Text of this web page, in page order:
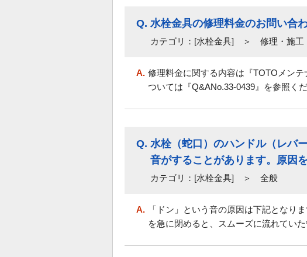
Q. 水栓金具の修理料金のお問い合
カテゴリ：[水栓金具] ＞ 修理・施工
A. 修理料金に関する内容は『TOTOメン
ついては『Q&ANo.33-0439』を参照くだ
Q. 水栓（蛇口）のハンドル（レバ
音がすることがあります。原因
カテゴリ：[水栓金具] ＞ 全般
A.
「ドン」という音の原因は下記となり
を急に閉めると、スムーズに流れてい